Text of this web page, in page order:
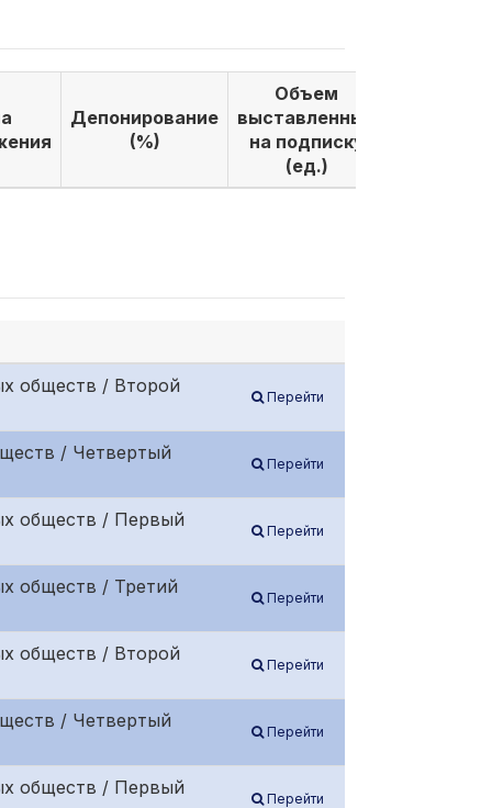
Депонирование
(%)
Объем
выставленных
на подписку
(ед.)
обществ / Второй
Перейти
/ Четвертый
Перейти
обществ / Первый
Перейти
обществ / Третий
Перейти
обществ / Второй
Перейти
/ Четвертый
Перейти
обществ / Первый
Перейти